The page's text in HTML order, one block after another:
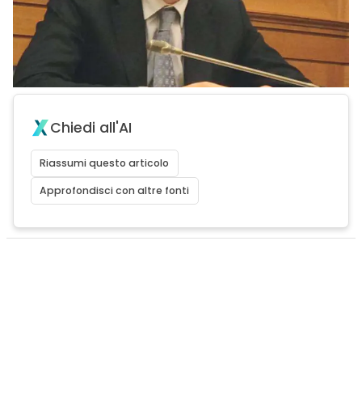
Chiedi all'AI
Riassumi questo articolo
Approfondisci con altre fonti